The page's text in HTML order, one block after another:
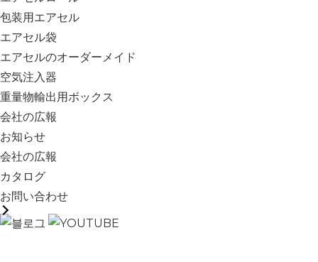
包装用エアセル
エアセル袋
エアセルのオーダーメイド
空気注入器
重量物輸出用ボックス
会社の広報
お知らせ
会社の広報
カタログ
お問い合わせ